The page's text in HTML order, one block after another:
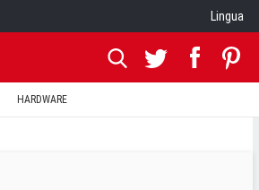
Lingua
HARDWARE